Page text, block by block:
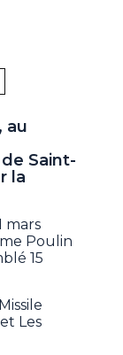
au
Saint-
la
mars
Poulin
15
Les